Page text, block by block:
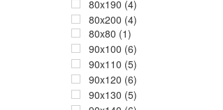
80x190 (4)
80x200 (4)
80x80 (1)
90x100 (6)
90x110 (5)
90x120 (6)
90x130 (5)